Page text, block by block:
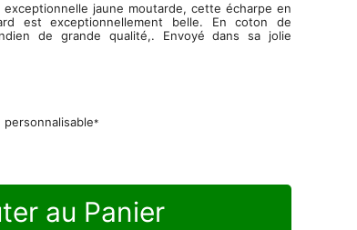
jaune moutarde, cette écharpe en
est exceptionnellement belle. En coton de
de grande qualité,. Envoyé dans sa jolie
personnalisable*
au Panier